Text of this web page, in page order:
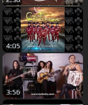
4:05
3:56